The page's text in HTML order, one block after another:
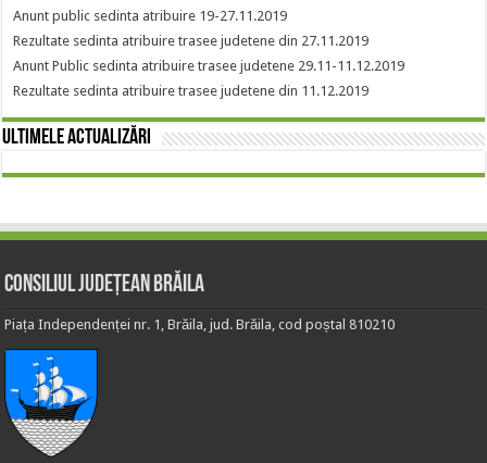
Anunt public sedinta atribuire 19-27.11.2019
Rezultate sedinta atribuire trasee judetene din 27.11.2019
Anunt Public sedinta atribuire trasee judetene 29.11-11.12.2019
Rezultate sedinta atribuire trasee judetene din 11.12.2019
Ultimele actualizări
Consiliul Județean Brăila
Piața Independenței nr. 1, Brăila, jud. Brăila, cod poștal 810210